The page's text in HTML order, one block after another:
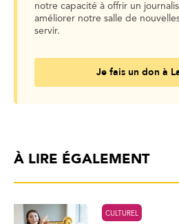
notre capacité à offrir un
améliorer notre salle de
servir.
Je fais un don à
À LIRE ÉGALEMENT
CULTUREL